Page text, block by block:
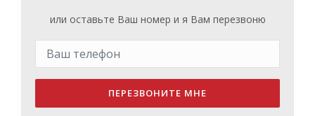
или оставьте Ваш номер и я Вам перезвоню
ПЕРЕЗВОНИТЕ МНЕ